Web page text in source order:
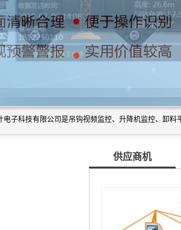
供应商机